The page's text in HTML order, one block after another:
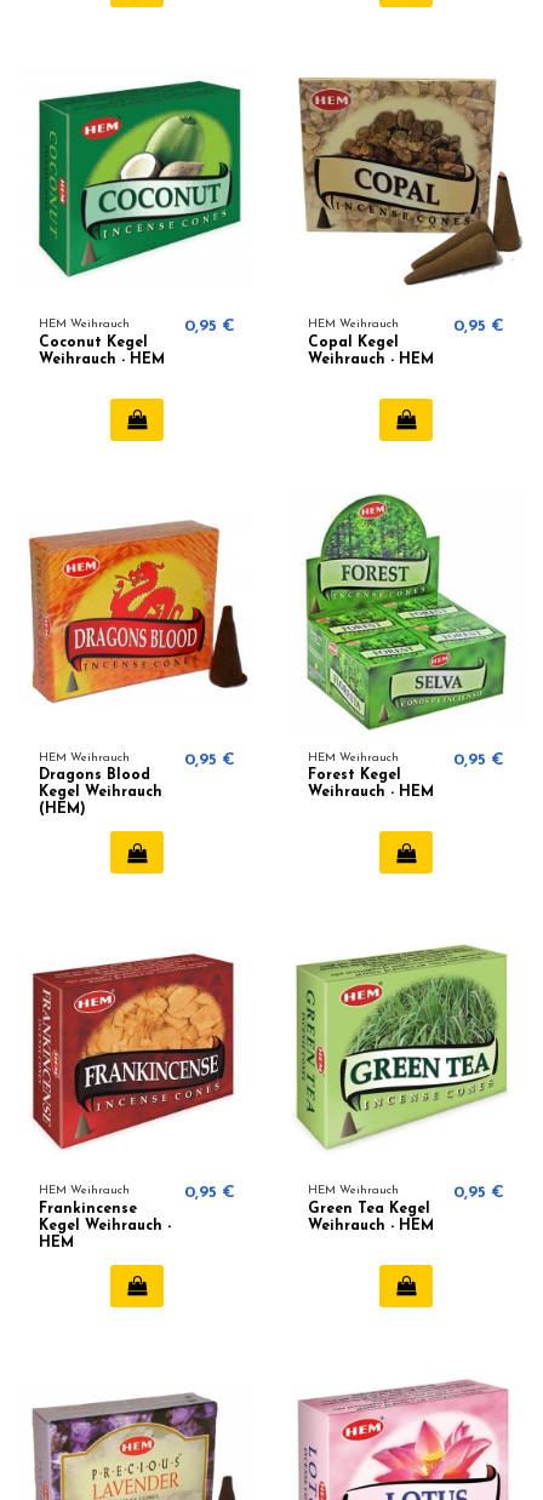
HEM Weihrauch
Coconut Kegel
Weihrauch - HEM
0,95 € HEM Weihrauch
Copal Kegel
Weihrauch - HEM
0,95 €
HEM Weihrauch
Dragons Blood
Kegel Weihrauch
(HEM)
0,95 € HEM Weihrauch
Forest Kegel
Weihrauch - HEM
0,95 €
HEM Weihrauch
Frankincense
Kegel Weihrauch -
HEM
0,95 € HEM Weihrauch
Green Tea Kegel
Weihrauch - HEM
0,95 €